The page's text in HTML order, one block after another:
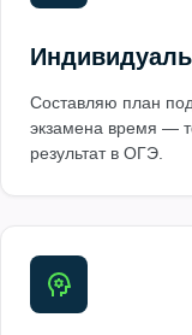
Составляю план
экзамена время —
результат в ОГЭ.